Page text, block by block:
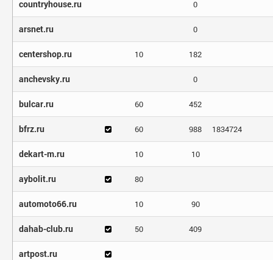
countryhouse.ru 0
arsnet.ru 0
centershop.ru 10 182
anchevsky.ru 0
bulcar.ru 60 452
bfrz.ru 60 988 1834724
dekart-m.ru 10 10
aybolit.ru 80
automoto66.ru 10 90
dahab-club.ru 50 409
artpost.ru